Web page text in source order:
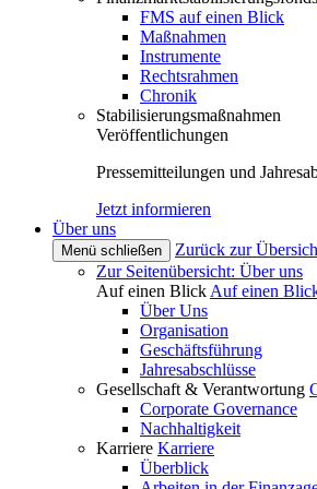
FMS auf einen Blick
Maßnahmen
Instrumente
Rechtsrahmen
Chronik
Stabilisierungsmaßnahmen
Veröffentlichungen
Pressemitteilungen und
Jetzt informieren
Über uns
Menü schließen
Zurück zur
Zur Seitenübersicht: Über uns
Auf einen Blick Auf einen
Über Uns
Organisation
Geschäftsführung
Jahresabschlüsse
Gesellschaft & Verantwortung
Corporate Governance
Nachhaltigkeit
Karriere Karriere
Überblick